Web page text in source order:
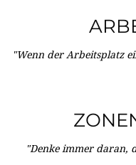
"Wenn der Arbeitsplatz
"Denke immer daran,